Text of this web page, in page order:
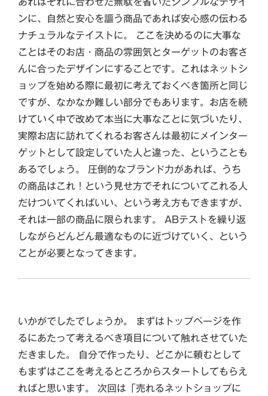
ンに、自然と安心を謳う商品であれば安心感の伝わる
ナチュラルなテイストに。 ここを決めるのに大事な
ことはそのお店・商品の雰囲気とターゲットのお客さ
んに合ったデザインにすることです。これはネットシ
ョップを始める際に最初に考えておくべき箇所と同じ
ですが、なかなか難しい部分でもあります。お店を続
けていく中で改めて本当に大事なことに気づいたり、
実際お店に訪れてくれるお客さんは最初にメインター
ゲットとして設定していた人と違った、ということも
あるでしょう。 圧倒的なブランド力があれば、うち
の商品はこれ！という見せ方でそれについてこれる人
だけついてくればいい、という考え方もできますが、
それは一部の商品に限られます。 ABテストを繰り返
しながらどんどん最適なものに近づけていく、という
ことが必要となってきます。
いかがでしたでしょうか。 まずはトップページを作
るにあたって考えるべき項目について触れさせていた
だきました。 自分で作ったり、どこかに頼むとして
もまずはここを考えるところからスタートしてもらえ
ればと思います。 次回は「売れるネットショップに